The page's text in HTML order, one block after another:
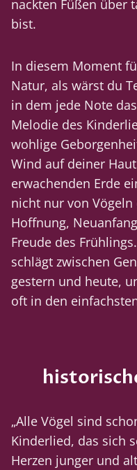
nackten Füßen über
bist.
In diesem Moment
Natur, als wärst du
in dem jede Note
Melodie des
wohlige
Wind auf deiner
erwachenden Erde
nicht nur von
Hoffnung,
Freude des
schlägt zwischen
gestern und heute,
oft in den
„Alle Vögel sind
Kinderlied, das sich
Herzen junger und